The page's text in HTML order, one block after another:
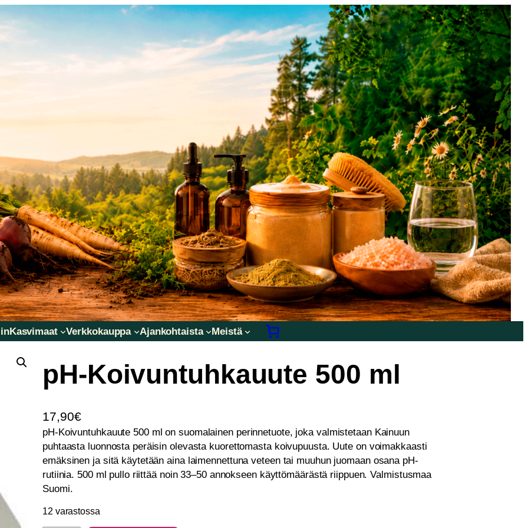
Kasvimaat Verkkokauppa Ajankohtaista Meistä
pH-Koivuntuhkauute 500 ml
17,90€
pH-Koivuntuhkauute 500 ml on suomalainen perinnetuote, joka valmistetaan Kainuun
puhtaasta luonnosta peräisin olevasta kuorettomasta koivupuusta. Uute on voimakkaasti
emäksinen ja sitä käytetään aina laimennettuna veteen tai muuhun juomaan osana pH-
rutiinia. 500 ml pullo riittää noin 33–50 annokseen käyttömäärästä riippuen. Valmistusmaa
Suomi.
12 varastossa